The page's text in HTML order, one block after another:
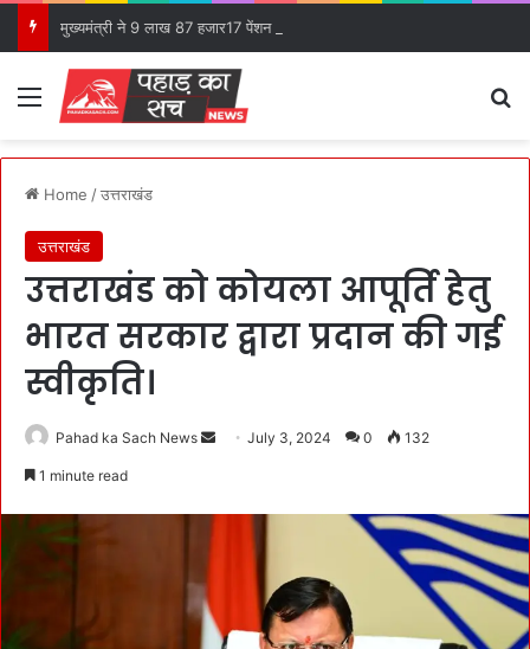
Menu
Home /उत्तराखंड
उत्तराखंड
उत्तराखंड को कोयला आपूर्ति हेतु
भारत सरकार द्वारा प्रदान की गई
स्वीकृति।
Pahad ka Sach News
m
July 3, 2024 0 132
1 minute read